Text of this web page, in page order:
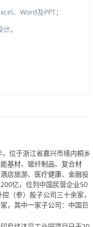
、Word及PPT；
。
，位于浙江省嘉兴市境内桐乡
基材、玻纤制品、复合材
店旅游、医疗健康、金融投
亿，位列中国民营企业50
（参）股子公司三十余家，
，其中一家子公司：中国巨